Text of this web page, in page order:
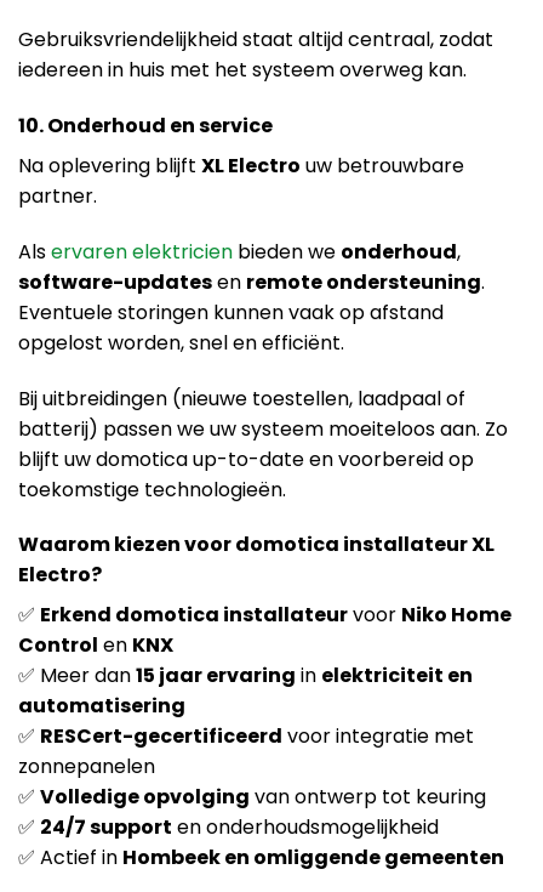
Gebruiksvriendelijkheid staat altijd centraal, zodat
iedereen in huis met het systeem overweg kan.
10. Onderhoud en service
Na oplevering blijft XL Electro uw betrouwbare
partner.
Alservaren elektricien bieden we onderhoud,
software-updatesen remote ondersteuning.
Eventuele storingen kunnen vaak op afstand
opgelost worden, snel en efficiënt.
Bij uitbreidingen (nieuwe toestellen, laadpaal of
batterij) passen we uw systeem moeiteloos aan. Zo
blijft uw domotica up-to-date en voorbereid op
toekomstige technologieën.
Waarom kiezen voor domotica installateur XL
Electro?
✅ Erkend domotica installateurvoor Niko Home
Control en KNX
✅ Meer dan15 jaar ervaring in elektriciteit en
automatisering
✅ RESCert-gecertificeerd voor integratie met
zonnepanelen
✅ Volledige opvolging van ontwerp tot keuring
✅ 24/7 support en onderhoudsmogelijkheid
✅ Actief in Hombeek en omliggende gemeenten